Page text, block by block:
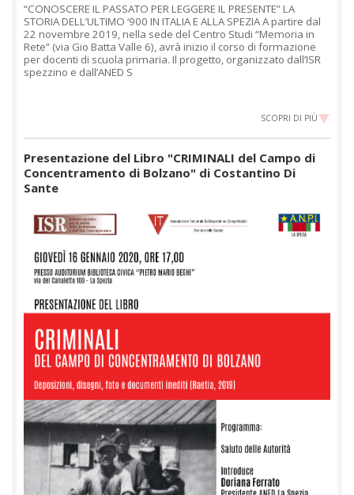
“CONOSCERE IL PASSATO PER LEGGERE IL PRESENTE” LA
STORIA DELL’ULTIMO ‘900 IN ITALIA E ALLA SPEZIA A partire dal
22 novembre 2019, nella sede del Centro Studi “Memoria in
Rete” (via Gio Batta Valle 6), avrà inizio il corso di formazione
per docenti di scuola primaria. Il progetto, organizzato dall’ISR
spezzino e dall’ANED S
SCOPRI DI PIÙ
Presentazione del Libro "CRIMINALI del Campo di
Concentramento di Bolzano" di Costantino Di
Sante